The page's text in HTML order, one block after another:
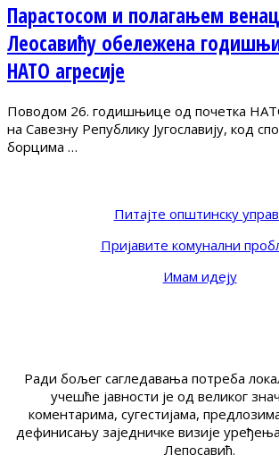
Парастосом и полагањем
Леосавићу обележена
НАТО агресије
Поводом 26. годишњице од почетка
на Савезну Републику Југославију, код
борцима …
Питајте општинску
Пријавите комунални
Имам идеју
Ради бољег сагледавања потреба
учешће јавности је од великог
коментарима, сугестијама,
дефинисању заједничке визије
Лепосавић.